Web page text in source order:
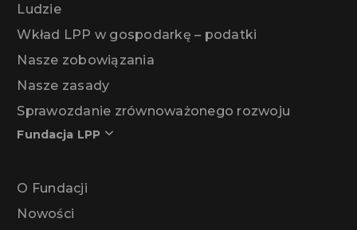
Ludzie
Wkład LPP w gospodarkę – podatki
Nasze zobowiązania
Nasze zasady
Sprawozdanie zrównoważonego rozwoju
Fundacja LPP
O Fundacji
Nowości